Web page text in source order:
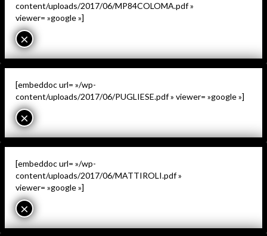
content/uploads/2017/06/MP84COLOMA.pdf »
viewer= »google »]
×
[embeddoc url= »/wp-
content/uploads/2017/06/PUGLIESE.pdf » viewer= »google »]
×
[embeddoc url= »/wp-
content/uploads/2017/06/MATTIROLI.pdf »
viewer= »google »]
×